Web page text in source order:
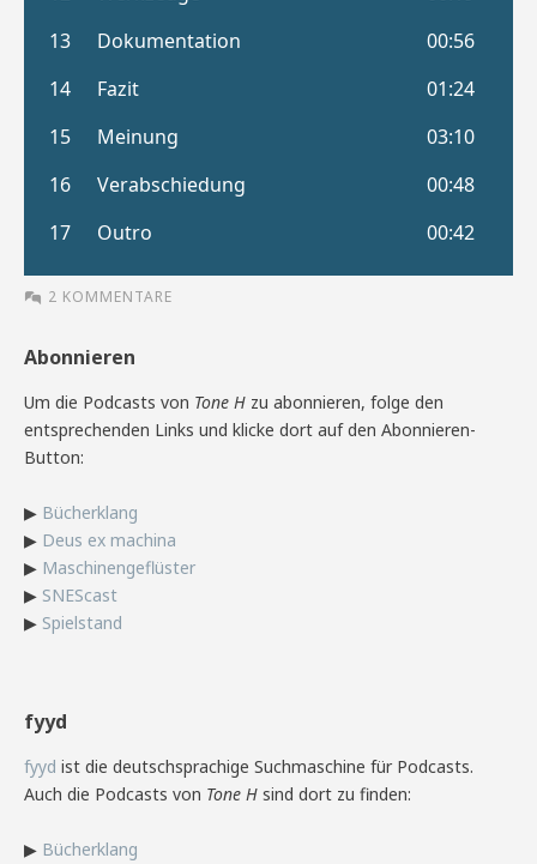
2 KOMMENTARE
Abonnieren
Um die Podcasts von Tone H zu abonnieren, folge den
entsprechenden Links und klicke dort auf den Abonnieren-
Button:
▶ Bücherklang
▶ Deus ex machina
▶ Maschinengeflüster
▶ SNEScast
▶ Spielstand
fyyd
fyyd ist die deutschsprachige Suchmaschine für Podcasts.
Auch die Podcasts von Tone H sind dort zu finden:
▶ Bücherklang